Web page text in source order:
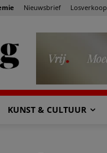
Nieuwsbrief Losverkoop
KUNST & CULTUUR